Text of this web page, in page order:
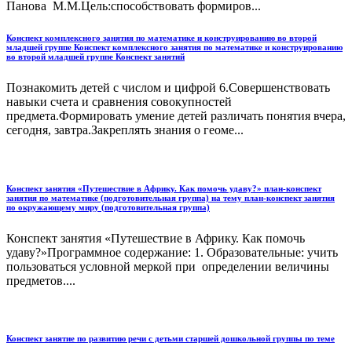
Панова М.М.Цель:способствовать формиров...
Конспект комплексного занятия по математике и конструированию во второй
младшей группе Конспект комплексного занятия по математике и конструированию
во второй младшей группе Конспект занятий
Познакомить детей с числом и цифрой 6.Совершенствовать
навыки счета и сравнения совокупностей
предмета.Формировать умение детей различать понятия вчера,
сегодня, завтра.Закреплять знания о геоме...
Конспект занятия «Путешествие в Африку. Как помочь удаву?» план-конспект
занятия по математике (подготовительная группа) на тему план-конспект занятия
по окружающему миру (подготовительная группа)
Конспект занятия «Путешествие в Африку. Как помочь
удаву?»Программное содержание: 1. Образовательные: учить
пользоваться условной меркой при определении величины
предметов....
Конспект занятие по развитию речи с детьми старшей дошкольной группы по теме